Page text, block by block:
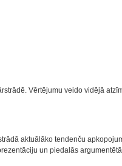
Vērtējumu veido vidējā
aktuālāko tendenču
un piedalās